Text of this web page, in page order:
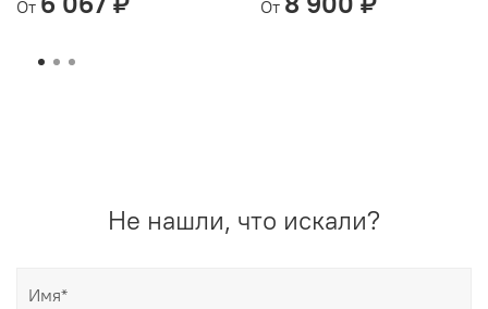
От
От
Не нашли, что искали?